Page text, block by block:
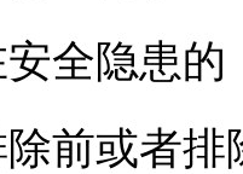
全隐患
前或者